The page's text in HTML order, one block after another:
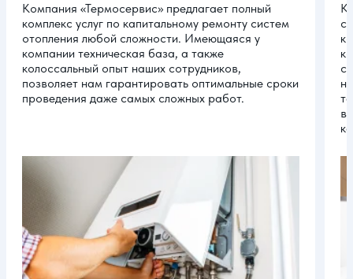
Компания «Термосервис» предлагает полный
комплекс услуг по капитальному ремонту систем
отопления любой сложности. Имеющаяся у
компании техническая база, а также
колоссальный опыт наших сотрудников,
позволяет нам гарантировать оптимальные сроки
проведения даже самых сложных работ.